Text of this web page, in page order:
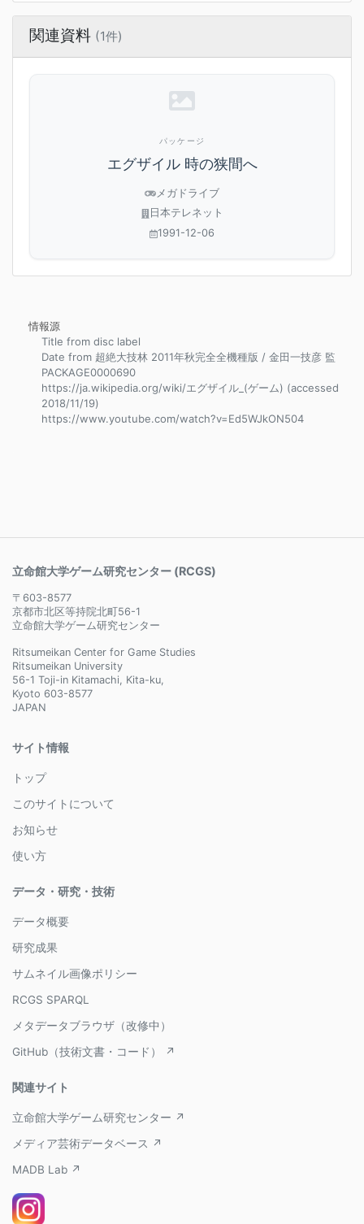
関連資料 (1件)
パッケージ
エグザイル 時の狭間へ
メガドライブ
日本テレネット
1991-12-06
情報源
Title from disc label
Date from 超絶大技林 2011年秋完全全機種版 / 金田一技彦 監
PACKAGE0000690
https://ja.wikipedia.org/wiki/エグザイル_(ゲーム) (accessed
2018/11/19)
https://www.youtube.com/watch?v=Ed5WJkON504
立命館大学ゲーム研究センター (RCGS)
〒603-8577
京都市北区等持院北町56-1
立命館大学ゲーム研究センター
Ritsumeikan Center for Game Studies
Ritsumeikan University
56-1 Toji-in Kitamachi, Kita-ku,
Kyoto 603-8577
JAPAN
サイト情報
トップ
このサイトについて
お知らせ
使い方
データ・研究・技術
データ概要
研究成果
サムネイル画像ポリシー
RCGS SPARQL
メタデータブラウザ（改修中）
GitHub（技術文書・コード） ↗
関連サイト
立命館大学ゲーム研究センター ↗
メディア芸術データベース ↗
MADB Lab ↗